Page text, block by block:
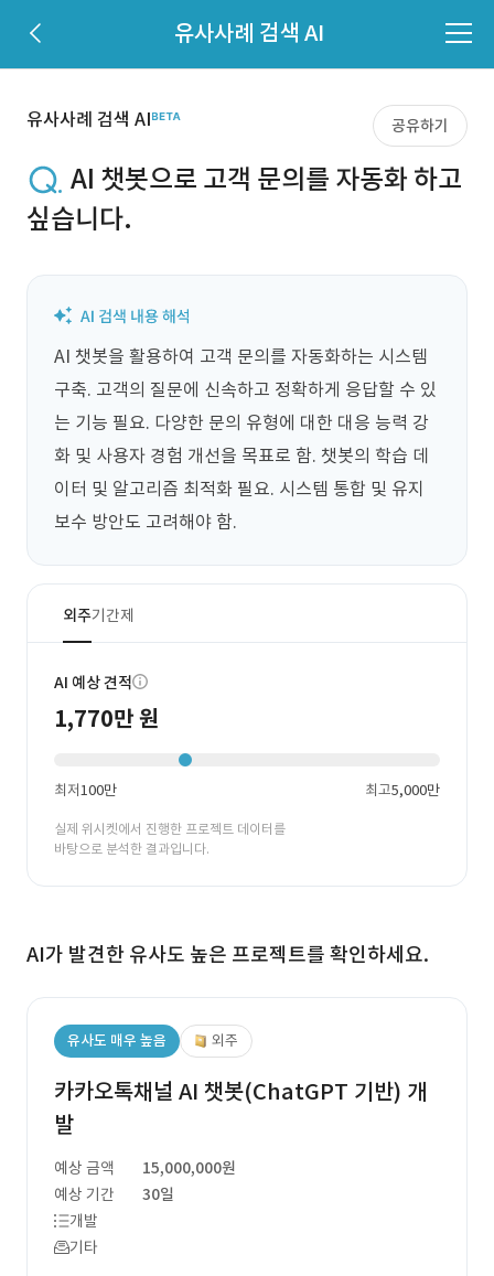
유사사례 검색 AI
유사사례 검색 AI 공유하기
AI 챗봇으로 고객 문의를 자동화 하고
싶습니다.
AI 챗봇을 활용하여 고객 문의를 자동화하는 시스템
구축. 고객의 질문에 신속하고 정확하게 응답할 수 있
는 기능 필요. 다양한 문의 유형에 대한 대응 능력 강
화 및 사용자 경험 개선을 목표로 함. 챗봇의 학습 데
이터 및 알고리즘 최적화 필요. 시스템 통합 및 유지
보수 방안도 고려해야 함.
외주기간제
AI 예상 견적
1,770만 원
최저100만 최고5,000만
실제 위시켓에서 진행한 프로젝트 데이터를
바탕으로 분석한 결과입니다.
AI가 발견한 유사도 높은 프로젝트를 확인하세요.
유사도 매우 높음 외주
카카오톡채널 AI 챗봇(ChatGPT 기반) 개
발
예상 금액
15,000,000원
예상 기간
30일
개발
기타